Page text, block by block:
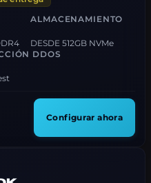
ALMACENAMIENTO
DESDE 512GB NVMe
DDOS
Configurar ahora